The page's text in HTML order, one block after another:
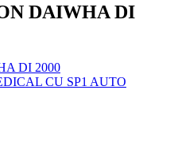
DAIWHA DI
DI 2000
CU SP1 AUTO